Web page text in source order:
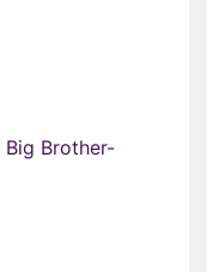
Big Brother-